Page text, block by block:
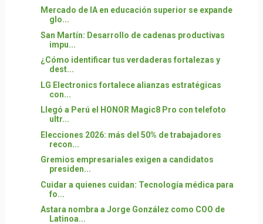
Mercado de IA en educación superior se expande
glo...
San Martín: Desarrollo de cadenas productivas
impu...
¿Cómo identificar tus verdaderas fortalezas y
dest...
LG Electronics fortalece alianzas estratégicas
con...
Llegó a Perú el HONOR Magic8 Pro con telefoto
ultr...
Elecciones 2026: más del 50% de trabajadores
recon...
Gremios empresariales exigen a candidatos
presiden...
Cuidar a quienes cuidan: Tecnología médica para
fo...
Astara nombra a Jorge González como COO de
Latinoa...